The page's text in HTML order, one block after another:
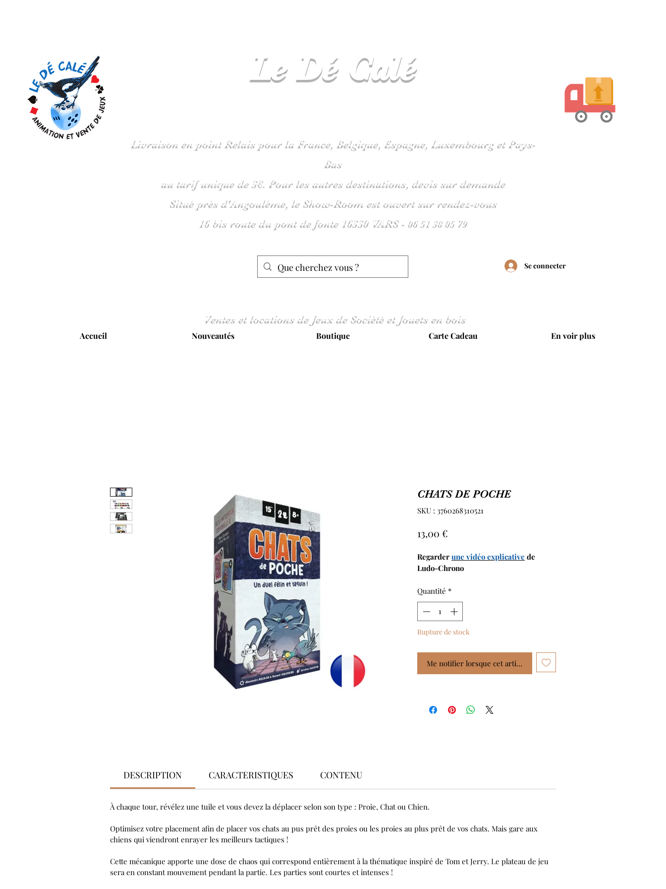
Le DéCalé
Livraison en point Relais pour la France, Belgique, Espagne, Luxembourg et Pays-
Bas
au tarif unique de 3€. Pour les autres destinations, devis sur demande
Situé près d'Angoulême, le Show-Room est ouvert sur rendez-vous
16 bis route du pont de fonte 16330 VARS - 0651 38 05 79
Se connecter
Ventes et locations de Jeux de Société et Jouets en bois
Accueil Nouveautés Boutique Carte Cadeau En voir plus
CHATS DE POCHE
SKU : 3760268310521
13,00 €
Regarder une vidéo explicative de
Ludo-Chrono
Quantité *
Rupture de stock
Me notifier lorsque cet article est disponible
DESCRIPTION CARACTERISTIQUES CONTENU
À chaque tour, révélez une tuile et vous devez la déplacer selon son type : Proie, Chat ou Chien.
Optimisez votre placement afin de placer vos chats au pus prêt des proies ou les proies au plus prêt de vos chats. Mais gare aux
chiens qui viendront enrayer les meilleurs tactiques !
Cette mécanique apporte une dose de chaos qui correspond entièrement à la thématique inspiré de Tom et Jerry. Le plateau de jeu
sera en constant mouvement pendant la partie. Les parties sont courtes et intenses !